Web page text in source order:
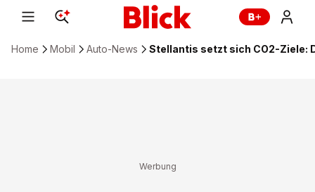
Home Mobil Auto-News Stellantis setzt sich CO2-Ziele: